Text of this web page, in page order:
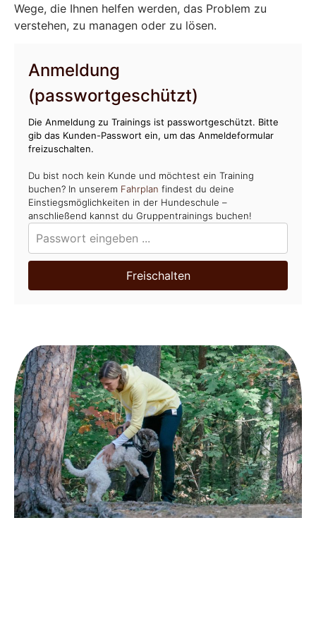
Wege, die Ihnen helfen werden, das Problem zu
verstehen, zu managen oder zu lösen.
Anmeldung
(passwortgeschützt)
Die Anmeldung zu Trainings ist passwortgeschützt. Bitte
gib das Kunden-Passwort ein, um das Anmeldeformular
freizuschalten.
Du bist noch kein Kunde und möchtest ein Training
buchen? In unserem Fahrplan findest du deine
Einstiegsmöglichkeiten in der Hundeschule –
anschließend kannst du Gruppentrainings buchen!
Freischalten